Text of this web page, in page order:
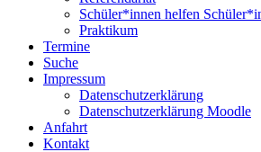
Schüler*innen helfen
Praktikum
Termine
Suche
Impressum
Datenschutzerklärung
Datenschutzerklärung Moodle
Anfahrt
Kontakt